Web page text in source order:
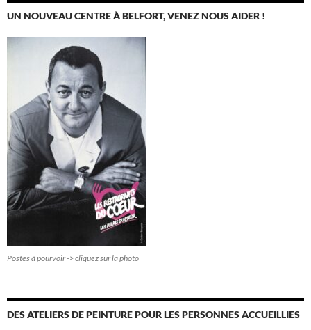
UN NOUVEAU CENTRE À BELFORT, VENEZ NOUS AIDER !
Postes à pourvoir -> cliquez sur la photo
DES ATELIERS DE PEINTURE POUR LES PERSONNES ACCUEILLIES